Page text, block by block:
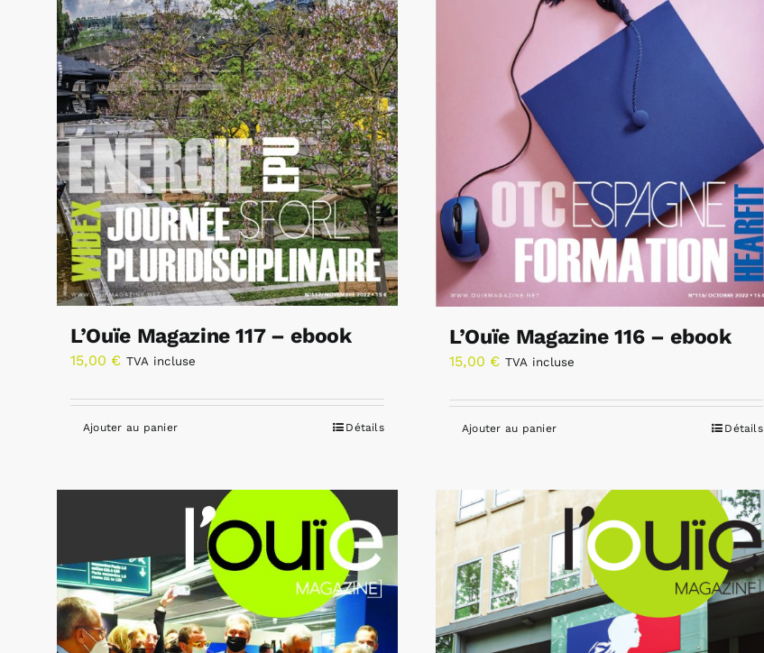
L’Ouïe Magazine 117 – ebook
15,00 € TVA incluse
Ajouter au panier Détails
L’Ouïe Magazine 116 – ebook
15,00 € TVA incluse
Ajouter au panier Détails